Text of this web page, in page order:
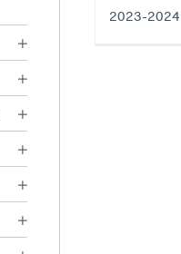
2023-2024